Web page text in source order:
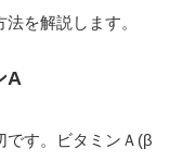
を解説します。
A
です。ビタミンＡ(β